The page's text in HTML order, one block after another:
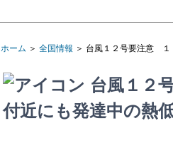
ホーム ＞ 全国情報 ＞ 台風１２号要注意
台風１２
付近にも発達中の熱